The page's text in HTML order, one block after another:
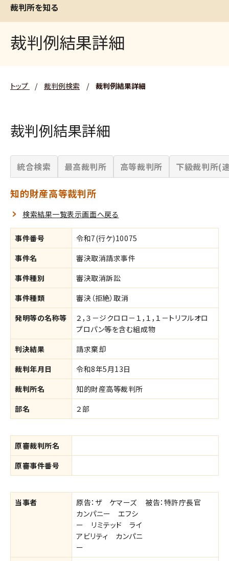
裁判所を知る
裁判例結果詳細
トップ / 裁判例検索 / 裁判例結果詳細
裁判例結果詳細
統合検索 最高裁判所 高等裁判所 下級裁判所(
知的財産高等裁判所
検索結果一覧表示画面へ戻る
事件番号
令和7(行ケ)10075
事件名
審決取消請求事件
事件種別
審決取消訴訟
事件種類
審決（拒絶）取消
発明等の名称等
２，３－ジクロロ－１，１，１－トリフルオロ
プロパン等を含む組成物
判決結果
請求棄却
裁判年月日
令和8年5月13日
裁判所名
知的財産高等裁判所
部名
２部
原審裁判所名
原審事件番号
当事者
原告：ザ ケマーズ
カンパニー エフシ
ー リミテッド ライ
アビリティ カンパニ
ー
被告：特許庁長官